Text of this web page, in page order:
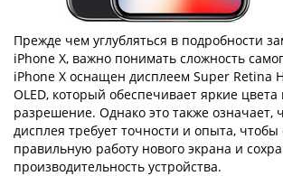
Прежде чем углубляться в подробности
iPhone X, важно понимать сложность
iPhone X оснащен дисплеем Super Retina
OLED, который обеспечивает яркие
разрешение. Однако это также означает,
дисплея требует точности и опыта, чтобы
правильную работу нового экрана и
производительность устройства.